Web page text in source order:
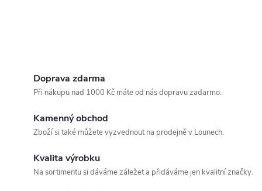
Doprava zdarma
Při nákupu nad 1000 Kč máte od nás dopravu zadarmo.
Kamenný obchod
Zboží si také můžete vyzvednout na prodejně v Lounech.
Kvalita výrobku
Na sortimentu si dáváme záležet a přidáváme jen kvalitní značky.